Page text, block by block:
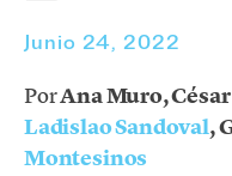
Junio 24, 2022
PorAna Muro,
Ladislao Sandoval,
Montesinos